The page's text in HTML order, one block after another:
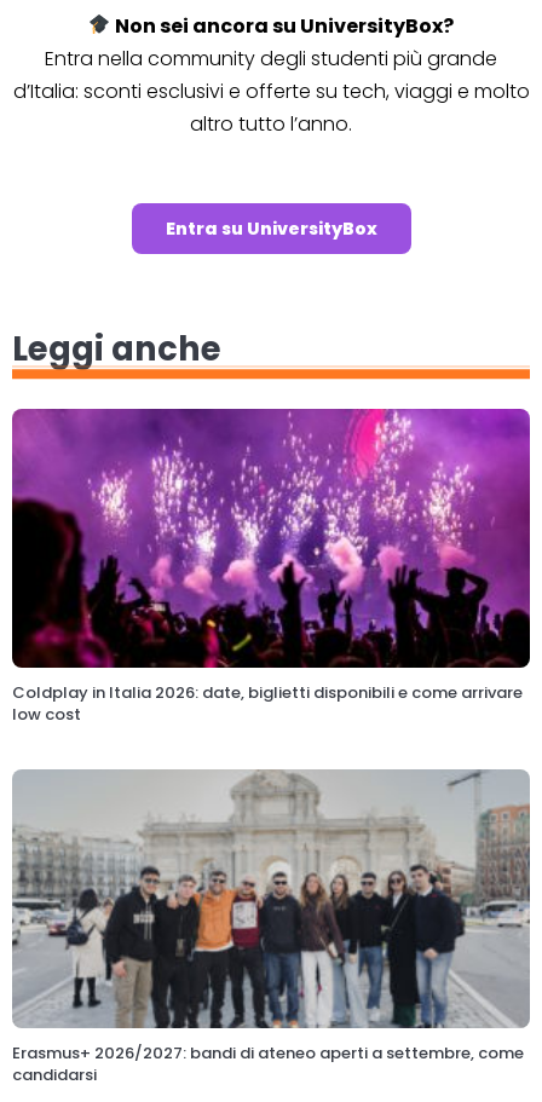
Non sei ancora su UniversityBox?
Entra nella community degli studenti più grande
d’Italia: sconti esclusivi e offerte su tech, viaggi e molto
altro tutto l’anno.
Entra su UniversityBox
Leggi anche
Coldplay in Italia 2026: date, biglietti disponibili e come arrivare
low cost
Erasmus+ 2026/2027: bandi di ateneo aperti a settembre, come
candidarsi